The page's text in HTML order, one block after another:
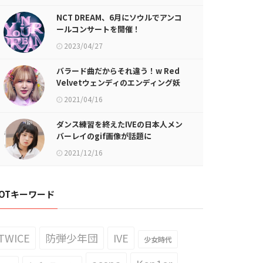
NCT DREAM、6月にソウルでアンコ
ールコンサートを開催！
2023/04/27
バラード曲だからそれ違う！w Red
Velvetウェンディのエンディング妖
精gif画像が話題に
2021/04/16
ダンス練習を終えたIVEの日本人メン
バーレイのgif画像が話題に
2021/12/16
キーワード
防弾少年団 IVE 少女時代